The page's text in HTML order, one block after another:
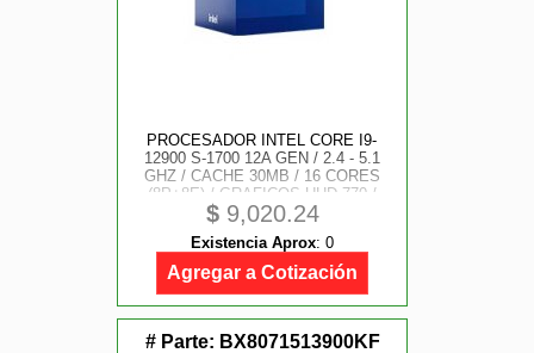
PROCESADOR INTEL CORE I9-
12900 S-1700 12A GEN / 2.4 - 5.1
GHZ / CACHE 30MB / 16 CORES
(8P+8E) / GRAFICOS UHD 770 /
VPRO / CON DISIPADOR / GAMER
ALTO IPA
$9,020.24
Existencia Aprox: 0
Agregar a Cotización
# Parte: BX8071513900KF